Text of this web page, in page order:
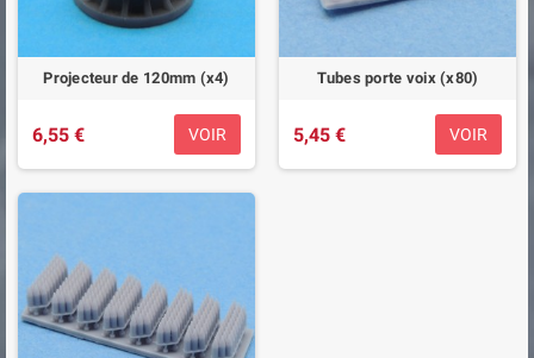
Projecteur de 120mm (x4)
6,55 € VOIR
Tubes porte voix (x80)
5,45 € VOIR